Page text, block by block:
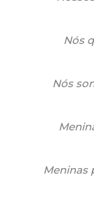
Nós
Nós
Meninas